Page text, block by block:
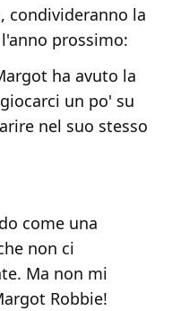
condivideranno la
prossimo:
ha avuto la
un po' su
nel suo stesso
come una
non ci
Ma non mi
Robbie!